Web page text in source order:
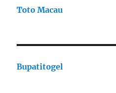
Toto Macau
Bupatitogel